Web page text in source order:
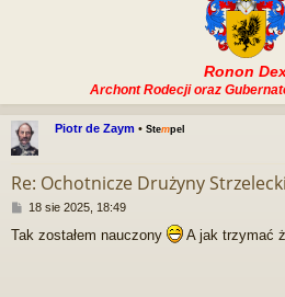
Ronon
Archont Rodecji oraz
Piotr de Zaym •Stempel
Re: Ochotnicze Drużyny
P
s
18 sie 2025, 18:49
Tak zostałem nauczony A jak trzymać